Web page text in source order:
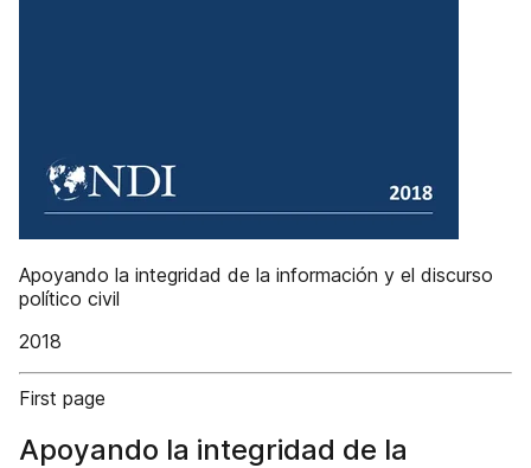
Apoyando la integridad de la información y el discurso
político civil
2018
First page
Apoyando la integridad de la